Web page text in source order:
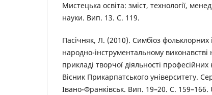
Мистецька освіта: зміст, технології,
науки. Вип. 13. С. 119.
Пасічняк, Л. (2010). Симбіоз фольклорних
народно-інструментальному виконавстві
прикладі творчої діяльності
Вісник Прикарпатського університету.
Івано-Франківськ. Вип. 19–20. С. 159–166.